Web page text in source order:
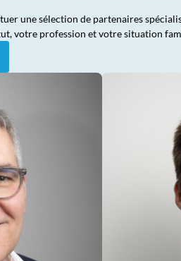
une sélection de partenaires
votre profession et votre situation